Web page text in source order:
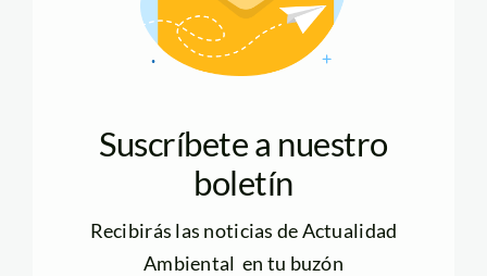
Suscríbete a nuestro
boletín
Recibirás las noticias de Actualidad
Ambiental en tu buzón